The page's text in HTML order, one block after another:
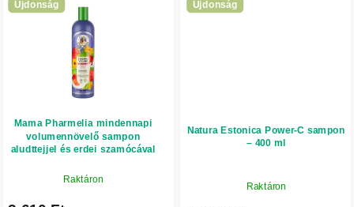
Újdonság
Mama Pharmelia mindennapi
volumennövelő sampon
aludttejjel és erdei szamócával
Raktáron
Újdonság
Natura Estonica Power-C sampon
– 400 ml
Raktáron